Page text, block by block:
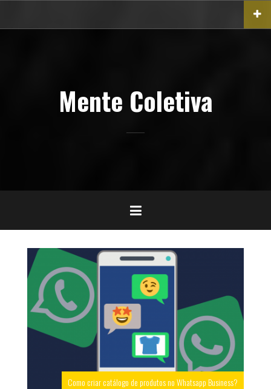
Mente Coletiva
Como criar catálogo de produtos no Whatsapp Business?